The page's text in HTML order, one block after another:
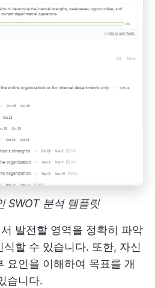
SWOT 분석 템플릿
발전할 영역을 정확히 파악
할 수 있습니다. 또한, 자신
요인을 이해하여 목표를 개
습니다.